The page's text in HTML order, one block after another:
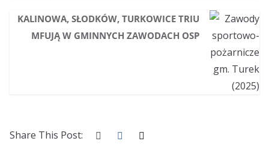
KALINOWA, SŁODKÓW, TURKOWICE TRIU
MFUJĄ W GMINNYCH ZAWODACH OSP
Share This Post: